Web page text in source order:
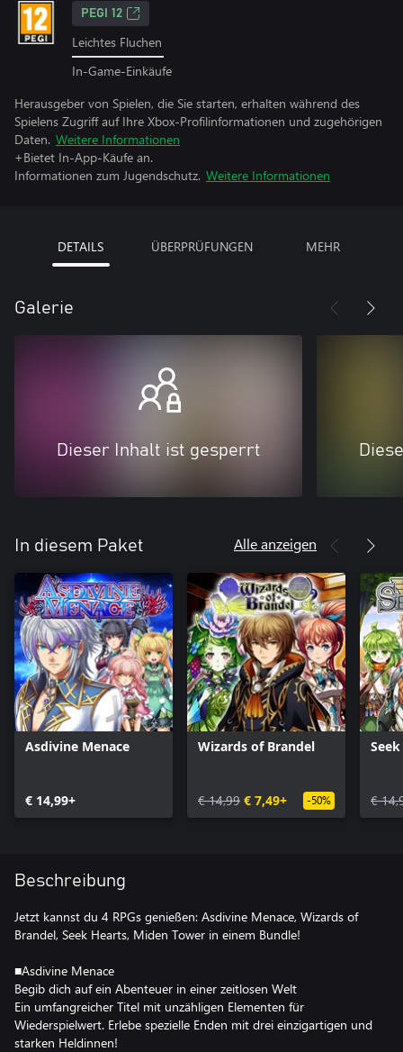
PEGI 12
Leichtes Fluchen
In-Game-Einkäufe
Herausgeber von Spielen, die Sie starten, erhalten während des
Spielens Zugriff auf Ihre Xbox-Profilinformationen und zugehörigen
Daten. Weitere Informationen
+Bietet In-App-Käufe an.
Informationen zum Jugendschutz. Weitere Informationen
DETAILS ÜBERPRÜFUNGEN MEHR
Galerie
Dieser Inhalt ist gesperrt
In diesem Paket Alle anzeigen
Asdivine Menace
€ 14,99+
Wizards of Brandel
€ 14,99 € 7,49+ -50% €
Beschreibung
Jetzt kannst du 4 RPGs genießen: Asdivine Menace, Wizards of
Brandel, Seek Hearts, Miden Tower in einem Bundle!
■Asdivine Menace
Begib dich auf ein Abenteuer in einer zeitlosen Welt
Ein umfangreicher Titel mit unzähligen Elementen für
Wiederspielwert. Erlebe spezielle Enden mit drei einzigartigen und
starken Heldinnen!